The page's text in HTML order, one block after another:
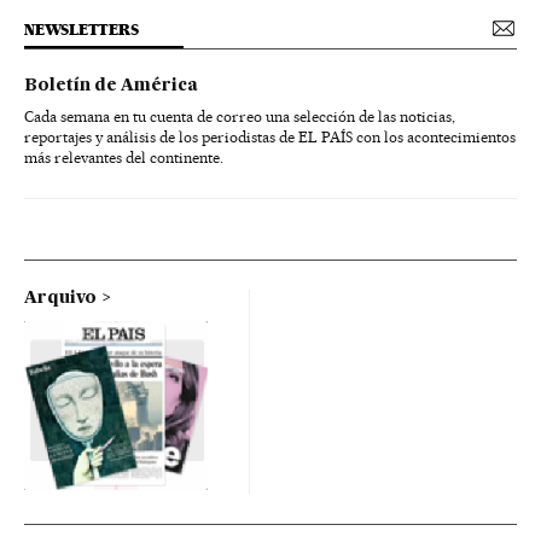
NEWSLETTERS
Boletín de América
Cada semana en tu cuenta de correo una selección de las noticias,
reportajes y análisis de los periodistas de EL PAÍS con los acontecimientos
más relevantes del continente.
Arquivo